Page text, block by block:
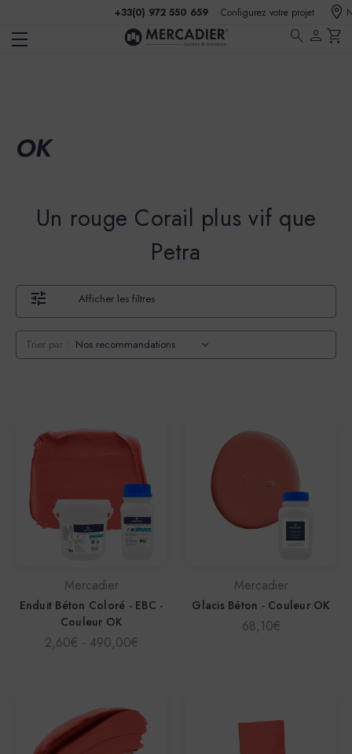
+33(0) 972 550 659 Configurez votre projet
search person shopping_cart
OK
Un rouge Corail plus vif que
Petra
Afficher les filtres
Trier par :
Mercadier
Enduit Béton Coloré - EBC -
Couleur OK
2,60€ - 490,00€
Mercadier
Glacis Béton - Couleur OK
68,10€